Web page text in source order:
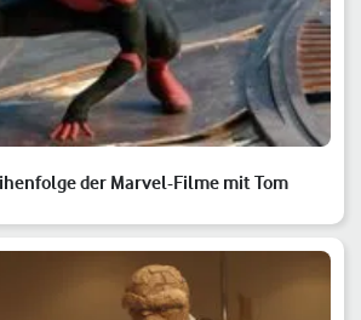
der Marvel-Filme mit Tom